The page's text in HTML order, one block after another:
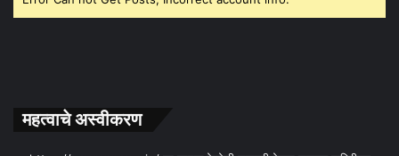
महत्वाचे अस्वीकरण